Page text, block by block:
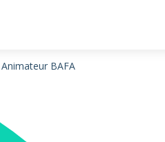
BAFA